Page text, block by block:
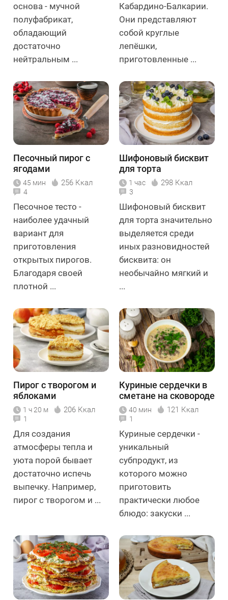
основа - мучной
полуфабрикат,
обладающий
достаточно
нейтральным ...
Кабардино-Балкарии.
Они представляют
собой круглые
лепёшки,
приготовленные ...
Песочный пирог с
ягодами
45 мин 256 Ккал
4
Песочное тесто -
наиболее удачный
вариант для
приготовления
открытых пирогов.
Благодаря своей
плотной ...
Шифоновый бисквит
для торта
1 час 298 Ккал
3
Шифоновый бисквит
для торта значительно
выделяется среди
иных разновидностей
бисквита: он
необычайно мягкий и
...
Пирог с творогом и
яблоками
1 ч 20 м 206 Ккал
1
Для создания
атмосферы тепла и
уюта порой бывает
достаточно испечь
выпечку. Например,
пирог с творогом и ...
Куриные сердечки в
сметане на сковороде
40 мин 121 Ккал
1
Куриные сердечки -
уникальный
субпродукт, из
которого можно
приготовить
практически любое
блюдо: закуски ...